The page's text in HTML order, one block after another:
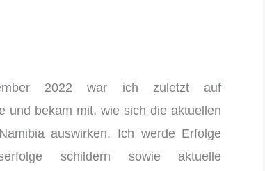
2022 war ich zuletzt auf
und bekam mit, wie sich die aktuellen
auswirken. Ich werde Erfolge
schildern sowie aktuelle